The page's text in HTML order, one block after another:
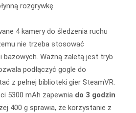
rozgrywkę.
4 kamery do śledzenia ruchu
nie trzeba stosować
bazowych. Ważną zaletą jest tryb
podłączyć gogle do
z pełnej biblioteki gier SteamVR.
5300 mAh zapewnia do 3 godzin
400 g sprawia, że korzystanie z